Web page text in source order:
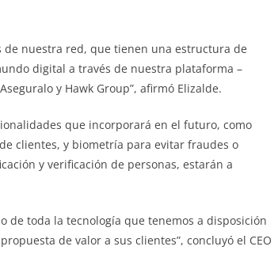
de nuestra red, que tienen una estructura de
digital a través de nuestra plataforma –
y Hawk Group”, afirmó Elizalde.
que incorporará en el futuro, como
clientes, y biometría para evitar fraudes o
y verificación de personas, estarán a
de toda la tecnología que tenemos a disposición
de valor a sus clientes”, concluyó el CEO